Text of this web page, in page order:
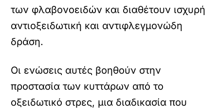
των φλαβονοειδών και διαθέτουν ισχυρή
αντιοξειδωτική και αντιφλεγμονώδη
δράση.
Οι ενώσεις αυτές βοηθούν στην
προστασία των κυττάρων από το
οξειδωτικό στρες, μια διαδικασία που